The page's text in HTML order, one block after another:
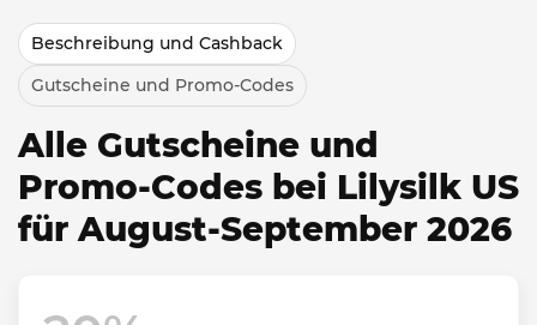
Beschreibung und Cashback
Gutscheine und Promo-Codes
Alle Gutscheine und
Promo-Codes bei Lilysilk US
für August-September 2026